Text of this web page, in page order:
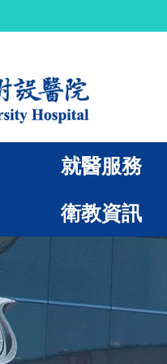
就醫服務
衛教資訊